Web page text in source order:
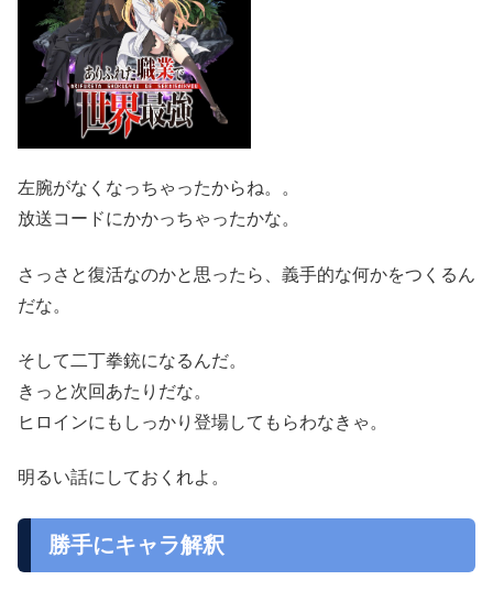
左腕がなくなっちゃったからね。。
放送コードにかかっちゃったかな。
さっさと復活なのかと思ったら、義手的な何かをつくるん
だな。
そして二丁拳銃になるんだ。
きっと次回あたりだな。
ヒロインにもしっかり登場してもらわなきゃ。
明るい話にしておくれよ。
勝手にキャラ解釈